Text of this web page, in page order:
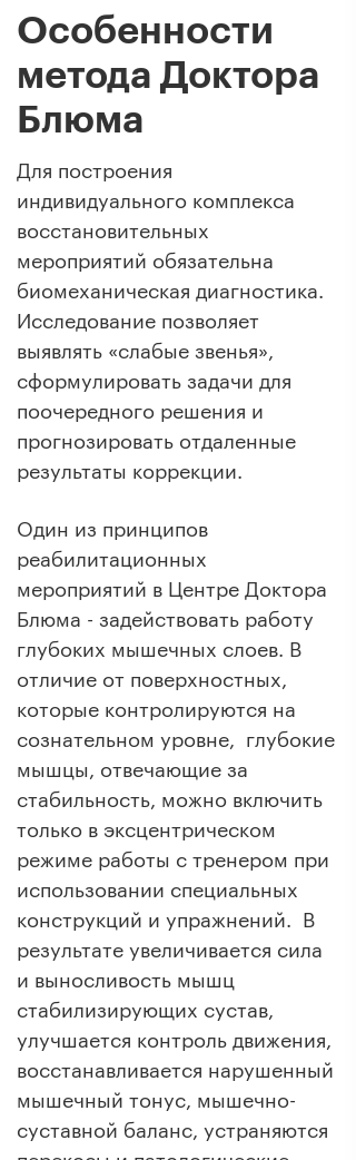
Особенности
метода Доктора
Блюма
Для построения
индивидуального комплекса
восстановительных
мероприятий обязательна
биомеханическая диагностика.
Исследование позволяет
выявлять «слабые звенья»,
сформулировать задачи для
поочередного решения и
прогнозировать отдаленные
результаты коррекции.
Один из принципов
реабилитационных
мероприятий в Центре Доктора
Блюма - задействовать работу
глубоких мышечных слоев. В
отличие от поверхностных,
которые контролируются на
сознательном уровне, глубокие
мышцы, отвечающие за
стабильность, можно включить
только в эксцентрическом
режиме работы с тренером при
использовании специальных
конструкций и упражнений. В
результате увеличивается сила
и выносливость мышц
стабилизирующих сустав,
улучшается контроль движения,
восстанавливается нарушенный
мышечный тонус, мышечно-
суставной баланс, устраняются